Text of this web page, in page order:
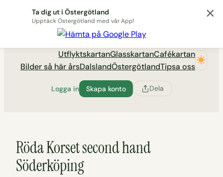
Utflyktsportalen tadigut.nu
UtflyktskartanGlasskartanCafékartan
Bilder så här årsDalslandÖstergötlandTipsa oss
Logga in Skapa konto Dela
Röda Korset second hand
Söderköping
Ta dig ut i Östergötland
Upptäck Östergötland med vår App! ×